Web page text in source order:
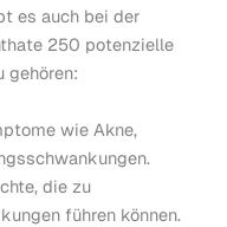
es auch bei der
250 potenzielle
gehören:
wie Akne,
die zu
führen können.